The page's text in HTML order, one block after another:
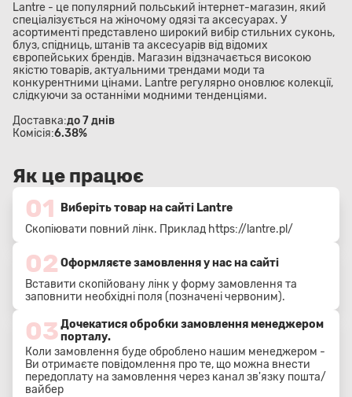
Lantre - це популярний польський інтернет-магазин, який
спеціалізується на жіночому одязі та аксесуарах. У
асортименті представлено широкий вибір стильних суконь,
блуз, спідниць, штанів та аксесуарів від відомих
європейських брендів. Магазин відзначається високою
якістю товарів, актуальними трендами моди та
конкурентними цінами. Lantre регулярно оновлює колекції,
слідкуючи за останніми модними тенденціями.
Доставка:до 7 днів
Комісія:6.38%
Як це працює
01
Виберіть товар на сайті Lantre
Скопіювати повний лінк. Приклад https://lantre.pl/
02 Оформляєте замовлення у нас на сайті
Вставити скопійовану лінк у форму замовлення та
заповнити необхідні поля (позначені червоним).
03Дочекатися обробки замовлення менеджером
порталу.
Коли замовлення буде оброблено нашим менеджером -
Ви отримаєте повідомлення про те, що можна внести
передоплату на замовлення через канал зв'язку пошта/
вайбер